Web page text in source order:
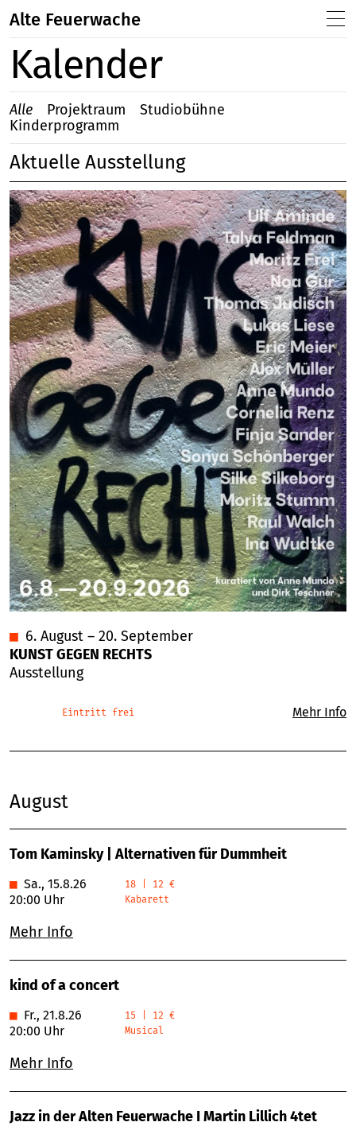
Alte Feuerwache
Kalender
Alle Projektraum
Studiobühne
Kinderprogramm
Aktuelle Ausstellung
■ 6. August – 20. September
KUNST GEGEN RECHTS
Ausstellung
Eintritt frei Mehr Info
August
Tom Kaminsky | Alternativen für Dummheit
■ Sa., 15.8.26
20:00 Uhr
18 | 12 €
Kabarett
Mehr Info
kind of a concert
■ Fr., 21.8.26
20:00 Uhr
15 | 12 €
Musical
Mehr Info
Jazz in der Alten Feuerwache I Martin Lillich 4tet